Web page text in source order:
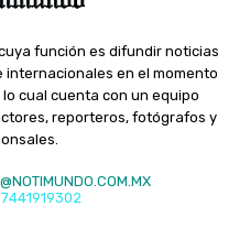
función es difundir noticias
en el momento
cual cuenta con un equipo
reporteros, fotógrafos y